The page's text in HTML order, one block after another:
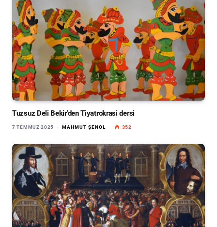
Tuzsuz Deli Bekir’den Tiyatrokrasi dersi
7 TEMMUZ 2025 MAHMUT ŞENOL 352